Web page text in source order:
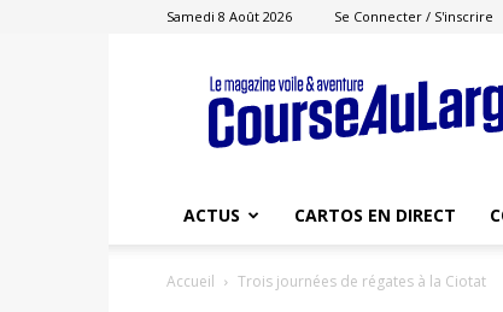
Samedi 8 Août 2026 Se Connecter / S'inscrire
Course
au
Large
ACTUS CARTOS EN DIRECT
Accueil Trois journées de régates à la Ciotat